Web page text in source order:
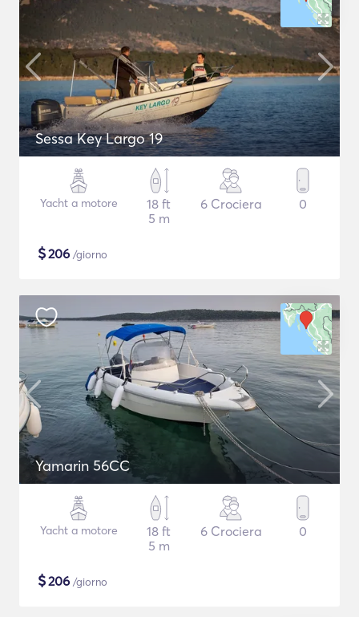
Sessa Key Largo 19
Yacht a motore
18 ft
5 m
6 Crociera 0
$206 /giorno
Yamarin 56CC
Yacht a motore
18 ft
5 m
6 Crociera 0
$206 /giorno